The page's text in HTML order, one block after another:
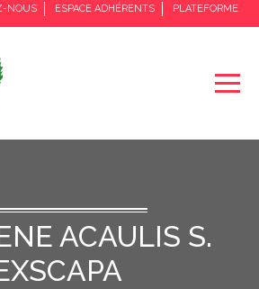
NOUS ESPACE ADHÉRENTS PLATEFORME
ACAULIS S.